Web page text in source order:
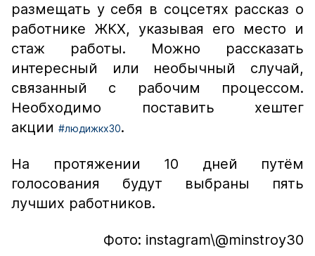
размещать у себя в соцсетях рассказ о
работнике ЖКХ, указывая его место и
стаж работы. Можно рассказать
интересный или необычный случай,
связанный с рабочим процессом.
Необходимо поставить хештег
акции #людижкх30.
На протяжении 10 дней путём
голосования будут выбраны пять
лучших работников.
Фото: instagram\@minstroy30